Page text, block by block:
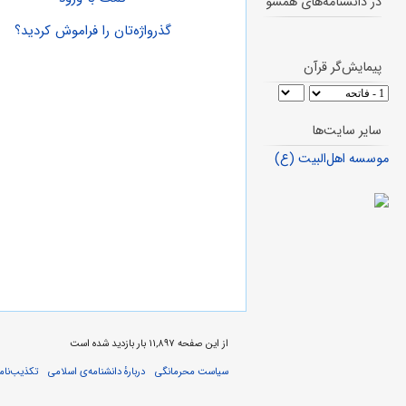
گذرواژه‌تان را فراموش کردید؟
پیمایش‌گر قرآن
سایر سایت‌ها
موسسه اهل‌البیت (ع)
از این صفحه ۱۱,۸۹۷ بار بازدید شده است
سیاست محرمانگی
دربارهٔ دانشنامه‌ی اسلامی